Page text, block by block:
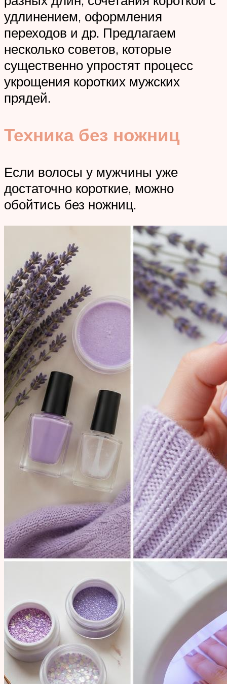
удлинением, оформления
переходов и др. Предлагаем
несколько советов, которые
существенно упростят процесс
укрощения коротких мужских
прядей.
Техника без ножниц
Если волосы у мужчины уже
достаточно короткие, можно
обойтись без ножниц.